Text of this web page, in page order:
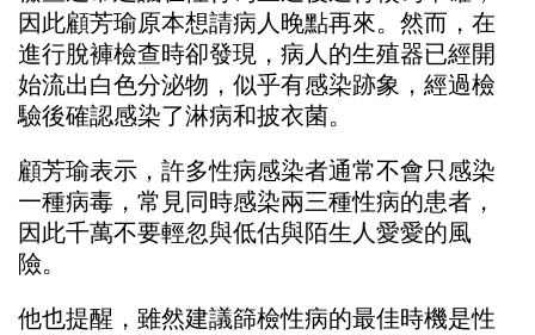
因此顧芳瑜原本想請病人晚點再來。然而，在
進行脫褲檢查時卻發現，病人的生殖器已經開
始流出白色分泌物，似乎有感染跡象，經過檢
驗後確認感染了淋病和披衣菌。
顧芳瑜表示，許多性病感染者通常不會只感染
一種病毒，常見同時感染兩三種性病的患者，
因此千萬不要輕忽與低估與陌生人愛愛的風
險。
他也提醒，雖然建議篩檢性病的最佳時機是性